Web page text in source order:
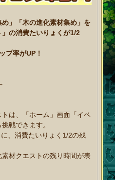
」「木の進化素材集め」を
の消費たいりょくが1/2
プ率がUP！
は、「ホーム」画面「イベ
戦できます。
、消費たいりょく1/2の残
材クエストの残り時間が表